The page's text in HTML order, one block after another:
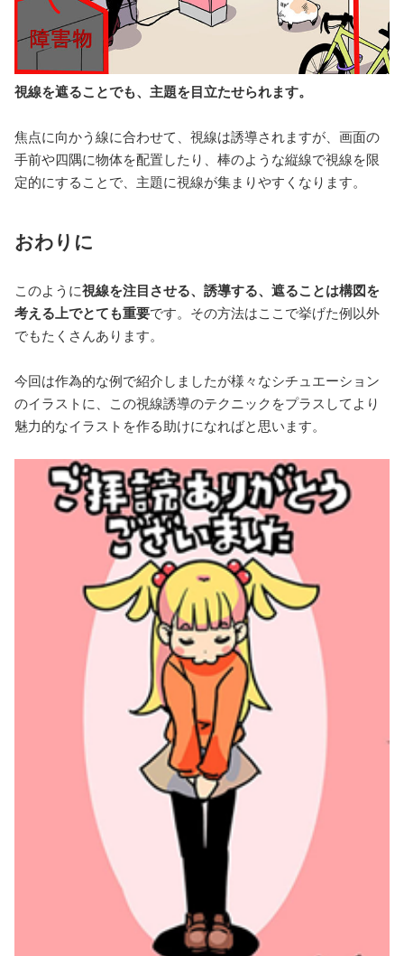
視線を遮ることでも、主題を目立たせられます。
焦点に向かう線に合わせて、視線は誘導されますが、画面の
手前や四隅に物体を配置したり、棒のような縦線で視線を限
定的にすることで、主題に視線が集まりやすくなります。
おわりに
このように視線を注目させる、誘導する、遮ることは構図を
考える上でとても重要です。その方法はここで挙げた例以外
でもたくさんあります。
今回は作為的な例で紹介しましたが様々なシチュエーション
のイラストに、この視線誘導のテクニックをプラスしてより
魅力的なイラストを作る助けになればと思います。